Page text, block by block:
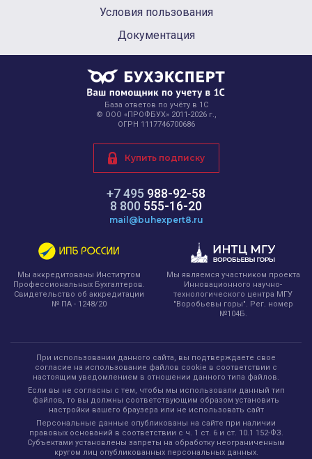
Условия пользования
Документация
База ответов по учёту в 1С
© ООО «ПРОФБУХ» 2011-2026 г.,
ОГРН 1117746700686
+7 495 988-92-58
8 800 555-16-20
mail@buhexpert8.ru
Купить подписку
Мы аккредитованы Институтом
Профессиональных Бухгалтеров.
Свидетельство об аккредитации
№ ПА - 1248/20
Мы являемся участником проекта
Инновационного научно-
технологического центра МГУ
"Воробьевы горы". Рег. номер
№104Б.
При использовании данного сайта, вы подтверждаете свое
согласие на использование файлов cookie в соответствии с
настоящим уведомлением в отношении данного типа файлов.
Если вы не согласны с тем, чтобы мы использовали данный тип
файлов, то вы должны соответствующим образом установить
настройки вашего браузера или не использовать сайт
Персональные данные опубликованы на сайте при наличии
правовых оснований в соответствии с ч. 1 ст. 6 и ст. 10.1 152-ФЗ.
Субъектами установлены запреты на обработку неограниченным
кругом лиц опубликованных персональных данных.